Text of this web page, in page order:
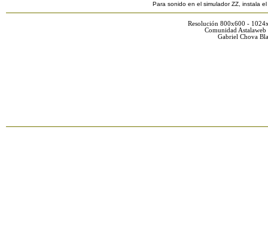
Para sonido en el simulador ZZ, instala
Resolución 800x600 -
Comunidad
Gabriel Chova